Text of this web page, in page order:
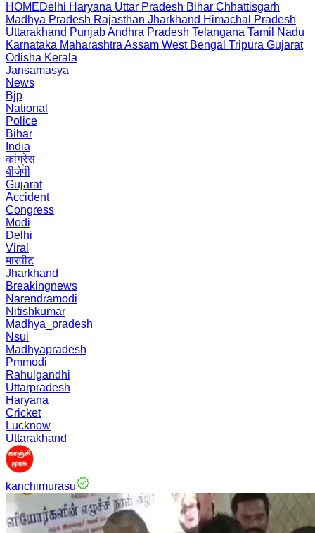
HOMEDelhi Haryana Uttar Pradesh Bihar Chhattisgarh
Madhya Pradesh Rajasthan Jharkhand Himachal Pradesh
Uttarakhand PunjabAndhra Pradesh Telangana Tamil Nadu
Karnataka Maharashtra Assam West Bengal Tripura Gujarat
Odisha Kerala
Jansamasya
News
Bjp
National
Police
Bihar
India
कांग्रेस
बीजेपी
Gujarat
Accident
Congress
Modi
Delhi
Viral
मारपीट
Jharkhand
Breakingnews
Narendramodi
Nitishkumar
Madhya_pradesh
Nsui
Madhyapradesh
Pmmodi
Rahulgandhi
Uttarpradesh
Haryana
Cricket
Lucknow
Uttarakhand
kanchimurasu